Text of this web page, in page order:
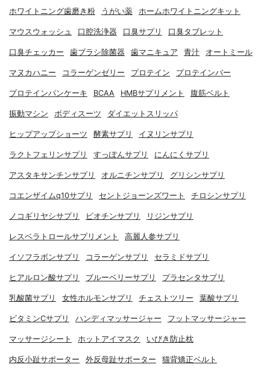
ホワイトニング歯磨き粉 うがい薬 ホームホワイトニングキット
マウスウォッシュ 口腔洗浄器 口臭サプリ 口臭タブレット
口臭チェッカー 歯ブラシ除菌器 歯マニキュア 青汁 オートミール
マヌカハニー コラーゲンゼリー プロテイン プロテインバー
プロテインパンケーキ BCAA HMBサプリメント 腹筋ベルト
振動マシン ボディスーツ ダイエットスリッパ
ヒップアップショーツ 酵素サプリ イヌリンサプリ
ラクトフェリンサプリ すっぽんサプリ にんにくサプリ
アスタキサンチンサプリ オルニチンサプリ グリシンサプリ
コエンザイムq10サプリ セントジョーンズワート チロシンサプリ
ノコギリヤシサプリ ビオチンサプリ リジンサプリ
レスベラトロールサプリメント 高麗人参サプリ
イソフラボンサプリ コラーゲンサプリ セラミドサプリ
ヒアルロン酸サプリ ブルーベリーサプリ プラセンタサプリ
乳酸菌サプリ 女性ホルモンサプリ チェストツリー 葉酸サプリ
ビタミンCサプリ ハンディマッサージャー フットマッサージャー
マッサージシート ホットアイマスク いびき防止枕
内反小趾サポーター 外反母趾サポーター 猫背矯正ベルト